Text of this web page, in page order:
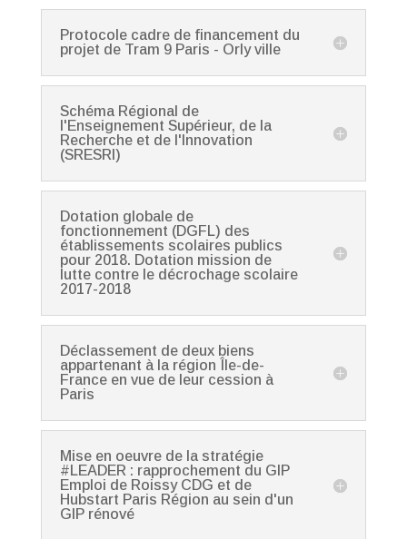
Protocole cadre de financement du
projet de Tram 9 Paris - Orly ville
Schéma Régional de
l'Enseignement Supérieur, de la
Recherche et de l'Innovation
(SRESRI)
Dotation globale de
fonctionnement (DGFL) des
établissements scolaires publics
pour 2018. Dotation mission de
lutte contre le décrochage scolaire
2017-2018
Déclassement de deux biens
appartenant à la région Île-de-
France en vue de leur cession à
Paris
Mise en oeuvre de la stratégie
#LEADER : rapprochement du GIP
Emploi de Roissy CDG et de
Hubstart Paris Région au sein d'un
GIP rénové